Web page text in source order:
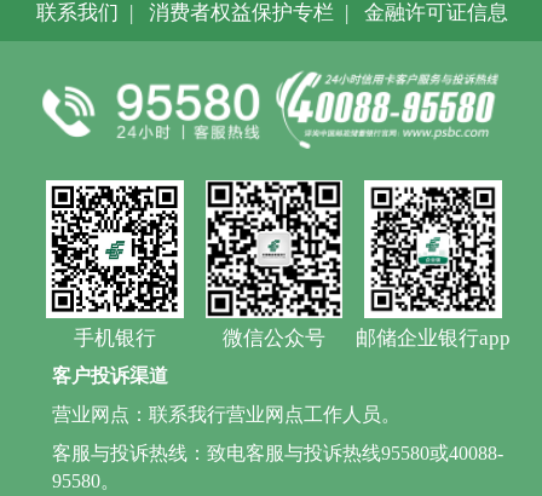
联系我们
消费者权益保护专栏 金融许可证信息
手机银行 微信公众号 邮储企业银行app
客户投诉渠道
营业网点：联系我行营业网点工作人员。
客服与投诉热线：致电客服与投诉热线95580或40088-
95580。